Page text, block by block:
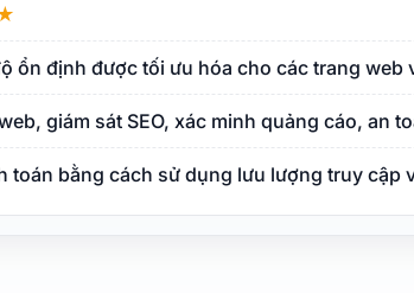
ổn định được tối ưu hóa cho các trang
giám sát SEO, xác minh quảng cáo, an
toán bằng cách sử dụng lưu lượng truy cập